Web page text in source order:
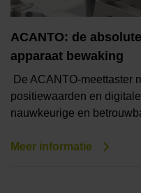
ACANTO: de
apparaat bewaking
De ACANTO-meettaster
positiewaarden en
nauwkeurige en
Meer informatie